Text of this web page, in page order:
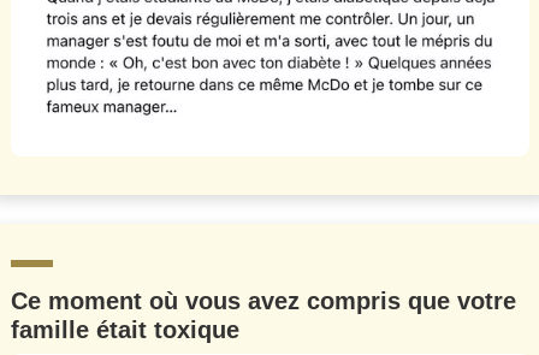
Ce moment où vous avez compris que votre
famille était toxique